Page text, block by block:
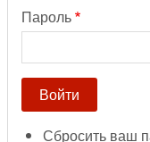
Пароль
Сбросить ваш